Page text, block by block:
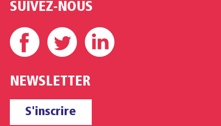
SUIVEZ-NOUS
Facebook Twitter
NEWSLETTER
S'inscrire